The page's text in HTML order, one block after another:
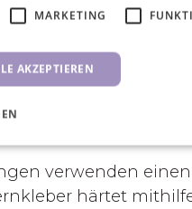
für die Kundinnen
über
verwenden
härtet
MARKETING
AKZEPTIEREN